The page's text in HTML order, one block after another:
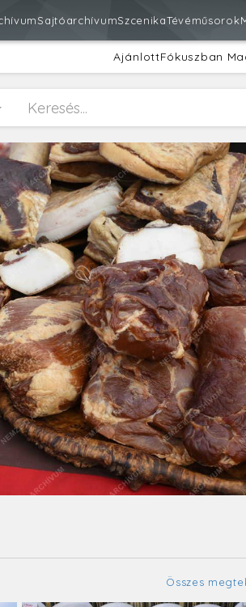
SajtóarchívumSzcenikaTévéműsorok
AjánlottFókuszban
Összes